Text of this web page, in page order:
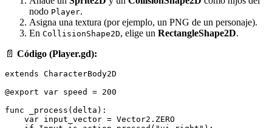
nodo Player.
Asigna una textura (por ejemplo, un PNG de un personaje).
En CollisionShape2D, elige un RectangleShape2D.
📄 Código (Player.gd):
extends CharacterBody2D
@export var speed = 200
func _process(delta):
    var input_vector = Vector2.ZERO